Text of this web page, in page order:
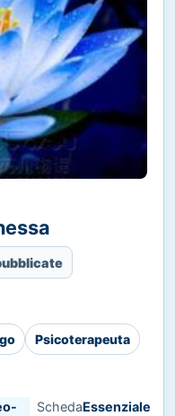
Psicoterapeuta
SchedaEssenziale